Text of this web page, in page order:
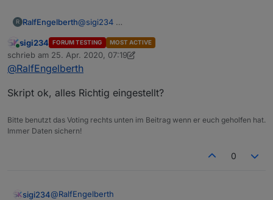
R RalfEngelberth@sigi234
Online
sigi234 FORUM TESTING MOST ACTIVE
schrieb am 25. Apr. 2020, 07:19
zuletzt editiert von sigi234
@RalfEngelberth
Skript ok, alles Richtig eingestellt?
Bitte benutzt das Voting rechts unten im Beitrag wenn er euch geholfen hat.
Immer Daten sichern!
0
sigi234@RalfEngelberth